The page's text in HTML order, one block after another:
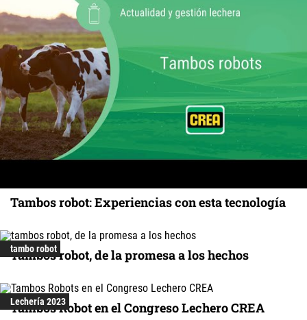
Tambos robot: Experiencias con esta tecnología
tambo robot
Tambos robot, de la promesa a los hechos
Lechería 2023
Tambos Robot en el Congreso Lechero CREA